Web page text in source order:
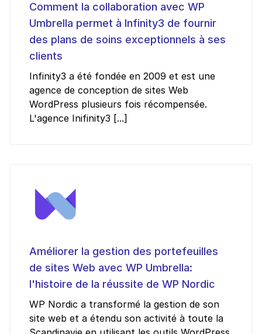
Comment la collaboration avec WP
Umbrella permet à Infinity3 de fournir
des plans de soins exceptionnels à ses
clients
Infinity3 a été fondée en 2009 et est une
agence de conception de sites Web
WordPress plusieurs fois récompensée.
L'agence Inifinity3 [...]
Améliorer la gestion des portefeuilles
de sites Web avec WP Umbrella:
l'histoire de la réussite de WP Nordic
WP Nordic a transformé la gestion de son
site web et a étendu son activité à toute la